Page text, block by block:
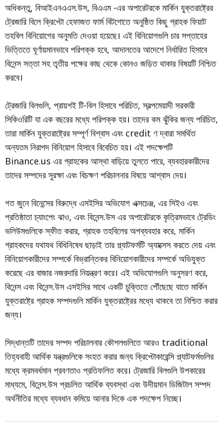
অধিকন্তু, বিআইএনএএস.উস, বিএএম -এর অপারেটরকে মার্কিন যুক্তরাষ্ট্রের
ট্রেজারি বিলে ক্রিপ্টো হেফাজত ফার্ম বিটগোতে অনুষ্ঠিত কিছু গ্রাহক ফিয়াট
তহবিল বিনিয়োগের অনুমতি দেওয়া হয়েছে। এই বিনিয়োগগুলি চার সপ্তাহের
ভিত্তিতে ঘূর্ণায়মানভাবে পরিপক্ক হবে, আদালতের আদেশে নির্ধারিত হিসাবে
বিনেন্স সত্তা সহ তৃতীয় পক্ষের কাছ থেকে কোনও জড়িত থাকার বিষয়টি নিশ্চিত
করবে।
ট্রেজারি বিলগুলি, প্রায়শই টি-বিল হিসাবে পরিচিত, স্বল্পমেয়াদী সরকারী
সিকিওরিটি যা এক বছরের মধ্যে পরিপক্ক হয়। তাদের কম ঝুঁকির জন্য পরিচিত,
তারা মার্কিন যুক্তরাষ্ট্রের সম্পূর্ণ বিশ্বাস এবং credit ণ দ্বারা সমর্থিত
অন্যতম নিরাপদ বিনিয়োগ হিসাবে বিবেচিত হয়। এই পদক্ষেপটি
Binance.us এর গ্রাহকের আস্থা বাড়িয়ে তুলতে পারে, ব্যবহারকারীদের
তাদের সম্পদের সুরক্ষা এবং বিচক্ষণ পরিচালনার বিষয়ে আশ্বাস দেয়।
গত জুনে বিনেন্সের বিরুদ্ধে এসইসির অভিযোগ এক্সচেঞ্জ, এর সিইও এবং
প্রতিষ্ঠাতা চ্যাংপেং ঝাও, এবং বিনেন্স.উস এর অপারেটরকে কৃত্রিমভাবে ট্রেডিং
ভলিউমগুলিকে স্ফীত করার, গ্রাহক তহবিলের অপব্যবহার করে, মার্কিন
গ্রাহকদের যথাযথ বিধিনিষেধ ছাড়াই তার প্ল্যাটফর্মটি অ্যাক্সেস করতে দেয় এবং
বিনিয়োগকারীদের সম্পর্কে বিভ্রান্তিকর বিনিয়োগকারীদের সম্পর্কে অভিযুক্ত
করেছে এর বাজার নজরদারি নিয়ন্ত্রণ করে। এই অভিযোগগুলি অনুসরণ করে,
বিনেন্স এবং বিনেন্স.উস এসইসির সাথে একটি চুক্তিতে পৌঁছেছে যাতে মার্কিন
যুক্তরাষ্ট্রে গ্রাহক সম্পদগুলি মার্কিন যুক্তরাষ্ট্রের মধ্যে থাকবে তা নিশ্চিত করার
জন্য।
সিদ্ধান্তটি তাদের সম্পদ পরিচালনার কৌশলগুলিতে আরও traditional
তিহ্যবাহী আর্থিক যন্ত্রগুলিকে সংহত করার জন্য ক্রিপ্টোকারেন্সি প্ল্যাটফর্মগুলির
মধ্যে ক্রমবর্ধমান প্রবণতাও প্রতিফলিত করে। ট্রেজারি বিলগুলি উপকারের
মাধ্যমে, বিনেন্স.উস প্রচলিত আর্থিক ব্যবস্থা এবং উদীয়মান ডিজিটাল সম্পদ
অর্থনীতির মধ্যে ব্যবধান কমিয়ে আনার দিকে এক পদক্ষেপ নিচ্ছে।